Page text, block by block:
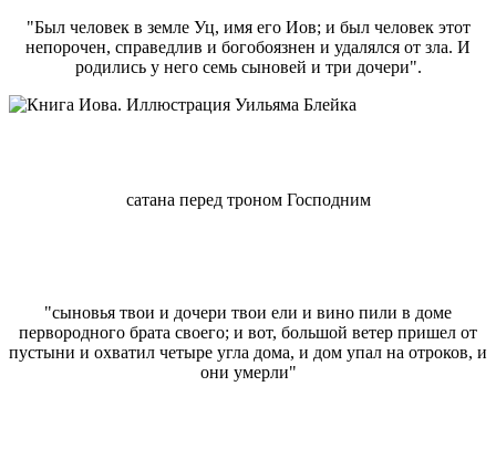
"Был человек в земле Уц, имя его Иов; и был человек этот
непорочен, справедлив и богобоязнен и удалялся от зла. И
родились у него семь сыновей и три дочери".
сатана перед троном Господним
"сыновья твои и дочери твои ели и вино пили в доме
первородного брата своего; и вот, большой ветер пришел от
пустыни и охватил четыре угла дома, и дом упал на отроков, и
они умерли"